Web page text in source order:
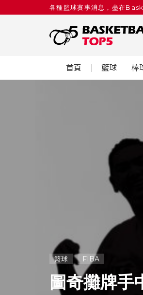
各種籃球賽事消息，盡在
首頁 籃球 棒
籃球 FIBA
圖奇攤牌手